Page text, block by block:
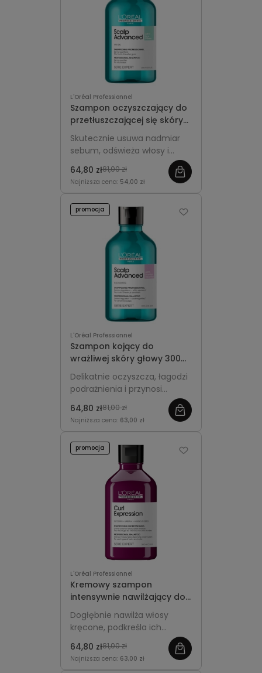
L'Oréal Professionnel
Szampon oczyszczający do
przetłuszczającej się skóry
głowy 300ml - L'Oréal
Professionnel Scalp
Advanced Anti-Oiliness
Skutecznie usuwa nadmiar
sebum, odświeża włosy i
przywraca równowagę skórze
głowy podatnej na
przetłuszczanie.
64,80 zł81,00 zł
Najniższa cena: 54,00 zł
L'Oréal Professionnel
Szampon kojący do
wrażliwej skóry głowy 300ml
- L'Oréal Professionnel
Scalp Advanced Anti-
Discomfort
Delikatnie oczyszcza, łagodzi
podrażnienia i przynosi
natychmiastowy komfort
wrażliwej skórze głowy.
64,80 zł81,00 zł
Najniższa cena: 63,00 zł
promocja
L'Oréal Professionnel
Kremowy szampon
intensywnie nawilżający do
włosów kręconych 300ml -
L'Oréal Professionnel Curl
Expression
Dogłębnie nawilża włosy
kręcone, podkreśla ich
miękkość, elastyczność i
naturalny blask.
64,80 zł81,00 zł
Najniższa cena: 63,00 zł
promocja